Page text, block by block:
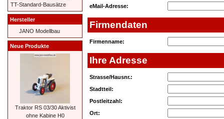
eMail-Adresse:
Firmendaten
Firmenname:
Ihre Adresse
Strasse/Hausnr.:
Stadtteil:
Postleitzahl:
Ort:
TT-Standard-Bausätze
Hersteller
JANO Modellbau
Neue Produkte
Traktor RS 03/30 Aktivist
ohne Kabine H0